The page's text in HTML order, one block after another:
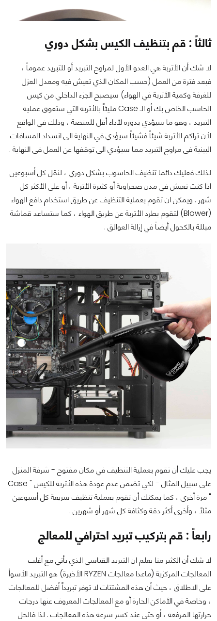
ثالثاً : قم بتنظيف الكيس بشكل دوري
لا شك أن الأتربة هي العدو الأول لمراوح التبريد أو للتبريد عموماً ،
فبعد فترة من العمل (حسب المكان الذي تعيش فيه ومعدل العزل
للغرفة وكمية الأتربة في الهواء) سيصبح الجزء الداخلي من كيس
الحاسب الخاص بك أو الـ Case مليئاً بالأتربة التي ستعوق عملية
التبريد ، وهو ما سيؤدي بدوره لأداء أقل للمنصة ، وذلك في الواقع
لأن تراكم الأتربة شيئاً فشيئاً سيؤدي في النهاية الى انسداد المسافات
البينية في مراوح التبريد مما سيؤدي الى توقفها عن العمل في النهاية .
لذلك فعليك دائما تنظيف الحاسوب بشكل دوري ، لنقل كل أسبوعين
اذا كنت تعيش في مدن صحراوية أو كثيرة الأتربة ، أو على الأكثر كل
شهر . ويمكن ان تقوم بعملية التنظيف عن طريق استخدام دافع الهواء
(Blower) لتقوم بطرد الأتربة عن طريق الهواء ، كما ستساعد قماشة
مبللة بالكحول أيضاً في إزالة العوالق .
يجب عليك أن تقوم بعملية التنظيف في مكان مفتوح - شرفة المنزل
على سبيل المثال - لكي تضمن عدم عودة هذه الأتربة للكيس " Case
" مرة أخرى ، كما يمكنك أن تقوم بعملية تنظيف سريعة كل أسبوعين
مثلاً ، وأخرى أكثر دقة وكثافة كل شهر أو شهرين .
رابعاً : قم بتركيب تبريد احترافي للمعالج
لا شك أن الكثير منا يعلم ان التبريد القياسي الذي يأتي مع أغلب
المعالجات المركزية (ماعدا معالجات RYZEN الأخيرة) هو التبريد الأسوأ
على الاطلاق ، حيث أن هذه المشتتات لا توفر تبريداً أفضل للمعالجات
، وخاصة في الأماكن الحارة أو مع المعالجات المعروف عنها درجات
حرارتها المرفعة ، أو حتى عند كسر سرعة هذه المعالجات . لذا فالحل